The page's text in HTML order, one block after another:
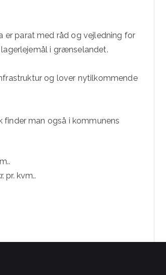
er parat med råd og vejledning for
i grænselandet.
og lover nytilkommende
man også i kommunens
pr. kvm..